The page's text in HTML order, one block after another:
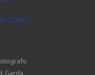
CLERICI
Garda